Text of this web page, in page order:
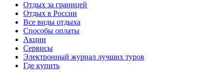
Отдых за границей
Отдых в России
Все виды отдыха
Способы оплаты
Акции
Сервисы
Электронный журнал лучших туров
Где купить